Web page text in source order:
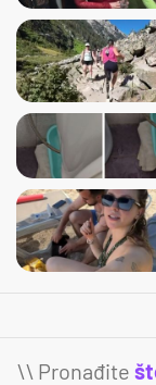
\\ Pronađite